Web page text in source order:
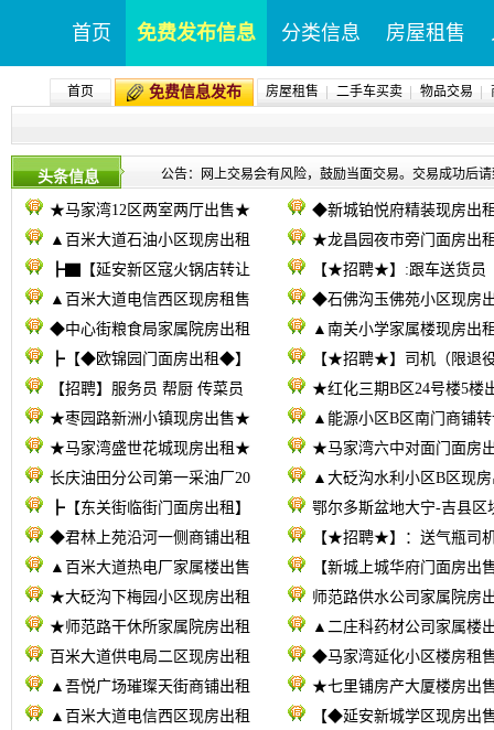
首页 免费发布信息 分类信息 房屋租售
首页 免费信息发布 房屋租售 二手车买卖 物品交易
头条信息 公告：网上交易会有风险，鼓励当面交易。交易成功后
★马家湾12区两室两厅出售★
◆新城铂悦府精装现房出
▲百米大道石油小区现房出租
★龙昌园夜市旁门面房出
┣▇【延安新区寇火锅店转让
【★招聘★】:跟车送货员
▲百米大道电信西区现房租售
◆石佛沟玉佛苑小区现房
◆中心街粮食局家属院房出租
▲南关小学家属楼现房出
┣【◆欧锦园门面房出租◆】
【★招聘★】司机（限退
【招聘】服务员 帮厨 传菜员
★红化三期B区24号楼5楼
★枣园路新洲小镇现房出售★
▲能源小区B区南门商铺
★马家湾盛世花城现房出租★
★马家湾六中对面门面房
长庆油田分公司第一采油厂20
▲大砭沟水利小区B区现
┣【东关街临街门面房出租】
鄂尔多斯盆地大宁-吉县区
◆君林上苑沿河一侧商铺出租
【★招聘★】：送气瓶司
▲百米大道热电厂家属楼出售
【新城上城华府门面房出
★大砭沟下梅园小区现房出租
师范路供水公司家属院房
★师范路干休所家属院房出租
▲二庄科药材公司家属楼
百米大道供电局二区现房出租
◆马家湾延化小区楼房租
▲吾悦广场璀璨天街商铺出租
★七里铺房产大厦楼房出
▲百米大道电信西区现房出租
【◆延安新城学区现房出